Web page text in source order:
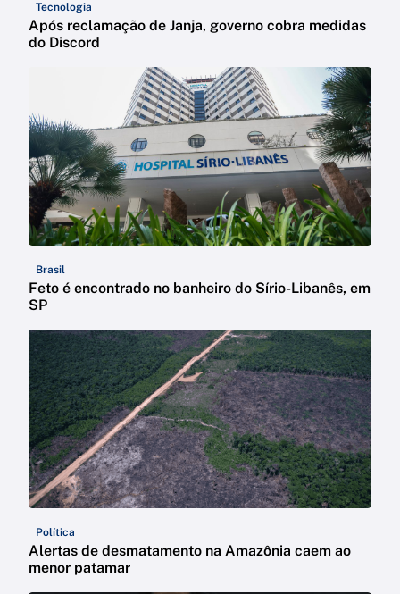
Tecnologia
Após reclamação de Janja, governo cobra medidas
do Discord
Brasil
Feto é encontrado no banheiro do Sírio-Libanês, em
SP
Política
Alertas de desmatamento na Amazônia caem ao
menor patamar